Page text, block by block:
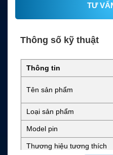
TƯ
Thông số kỹ thuật
Thông tin
Tên sản phẩm
Loại sản phẩm
Model pin
Thương hiệu tương thích